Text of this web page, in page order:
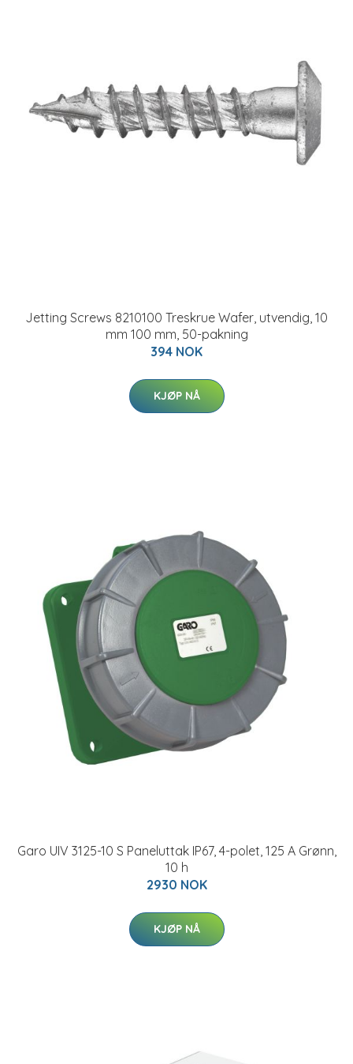
Jetting Screws 8210100 Treskrue Wafer, utvendig, 10
mm 100 mm, 50-pakning
394 NOK
KJØP NÅ
Garo UIV 3125-10 S Paneluttak IP67, 4-polet, 125 A Grønn,
10 h
2930 NOK
KJØP NÅ